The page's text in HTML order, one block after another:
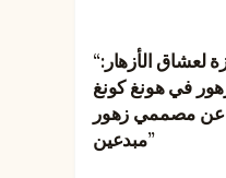
“فرصة مميزة لعشاق الأزهار:
في هونغ كونغ
مصممي زهور
مبدعين”